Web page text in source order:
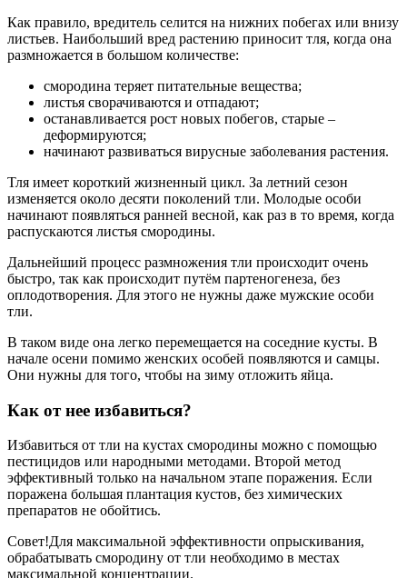
Как правило, вредитель селится на нижних побегах или внизу
листьев. Наибольший вред растению приносит тля, когда она
размножается в большом количестве:
смородина теряет питательные вещества;
листья сворачиваются и отпадают;
останавливается рост новых побегов, старые –
деформируются;
начинают развиваться вирусные заболевания растения.
Тля имеет короткий жизненный цикл. За летний сезон
изменяется около десяти поколений тли. Молодые особи
начинают появляться ранней весной, как раз в то время, когда
распускаются листья смородины.
Дальнейший процесс размножения тли происходит очень
быстро, так как происходит путём партеногенеза, без
оплодотворения. Для этого не нужны даже мужские особи
тли.
В таком виде она легко перемещается на соседние кусты. В
начале осени помимо женских особей появляются и самцы.
Они нужны для того, чтобы на зиму отложить яйца.
Как от нее избавиться?
Избавиться от тли на кустах смородины можно с помощью
пестицидов или народными методами. Второй метод
эффективный только на начальном этапе поражения. Если
поражена большая плантация кустов, без химических
препаратов не обойтись.
Совет!Для максимальной эффективности опрыскивания,
обрабатывать смородину от тли необходимо в местах
максимальной концентрации.